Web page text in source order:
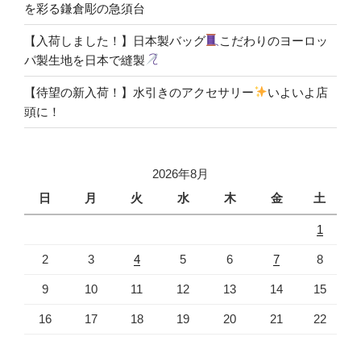
を彩る鎌倉彫の急須台
【入荷しました！】日本製バッグ
こだわりのヨーロッ
パ製生地を日本で縫製
【待望の新入荷！】水引きのアクセサリー
いよいよ店
頭に！
2026年8月
日
月 火 水 木 金 土
1
2 3 4 5 6 7 8
9 10 11 12 13 14 15
16 17 18 19 20 21 22